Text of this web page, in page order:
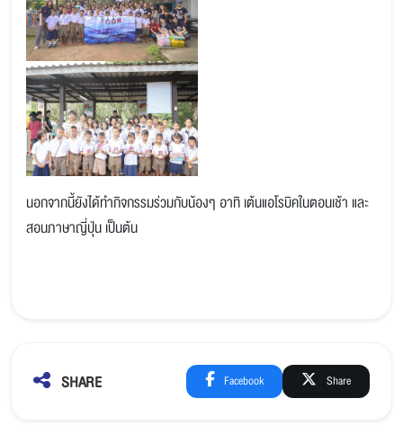
นอกจากนี้ยังได้ทำกิจกรรมร่วมกับน้องๆ อาทิ เต้นแอโรบิคในตอนเช้า และ
สอนภาษาญี่ปุ่น เป็นต้น
SHARE Facebook Share